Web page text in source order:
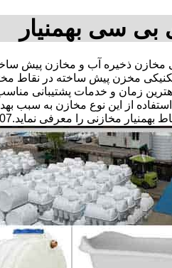
بی سی بهمنیار
ذخیره آب و مخازن پیش ساخته
مخزن پیش ساخته در نقاط
زمان و خدمات پشتیبانی
از این نوع مخازن به سبب